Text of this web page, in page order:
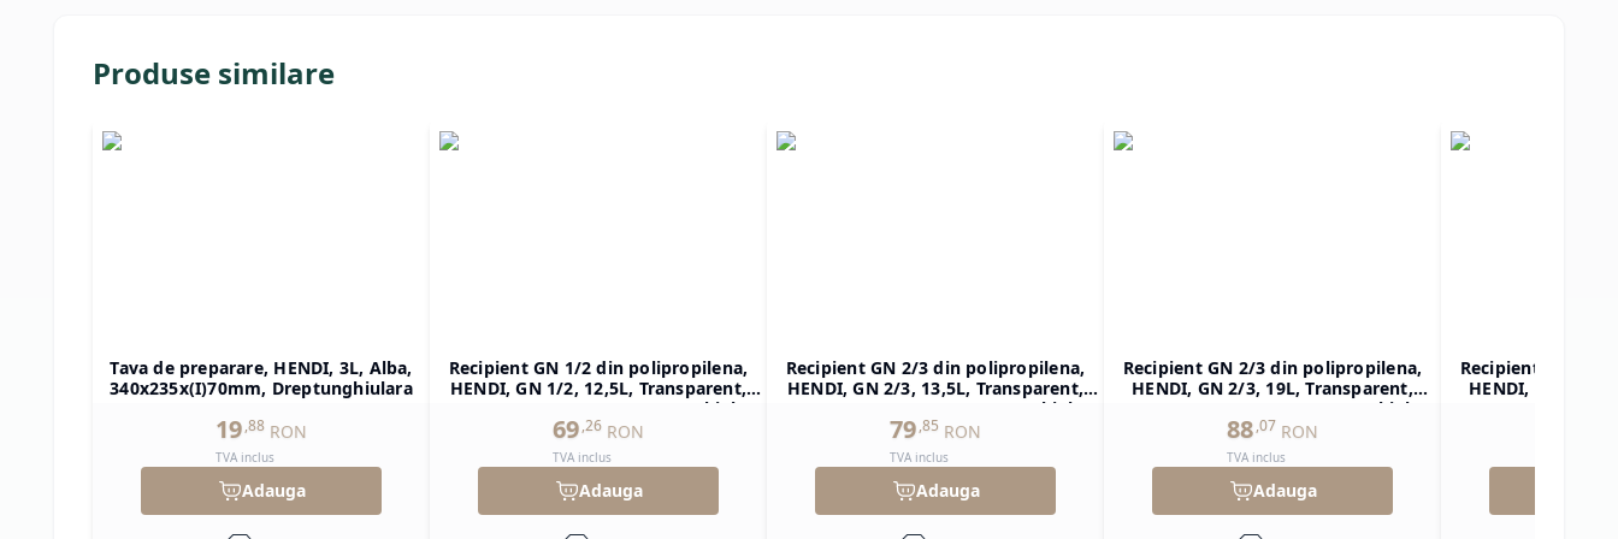
Produse similare
Tava de preparare, HENDI, 3L, Alba,
340x235x(I)70mm, Dreptunghiulara
19,88 RON
TVA inclus
Adauga
Recipient GN 1/2 din polipropilena,
HENDI, GN 1/2, 12,5L, Transparent,
325x265x(H)200mm, Dreptunghiular
69,26 RON
TVA inclus
Adauga
Recipient GN 2/3 din polipropilena,
HENDI, GN 2/3, 13,5L, Transparent,
354x325x(H)150mm, Dreptunghiular
79,85 RON
TVA inclus
Adauga
Recipient GN 2/3 din polipropilena,
HENDI, GN 2/3, 19L, Transparent,
354x325x(H)200mm, Dreptunghiular
88,07 RON
TVA inclus
Adauga
Recipient GN 1/2
HENDI, GN 1/2,